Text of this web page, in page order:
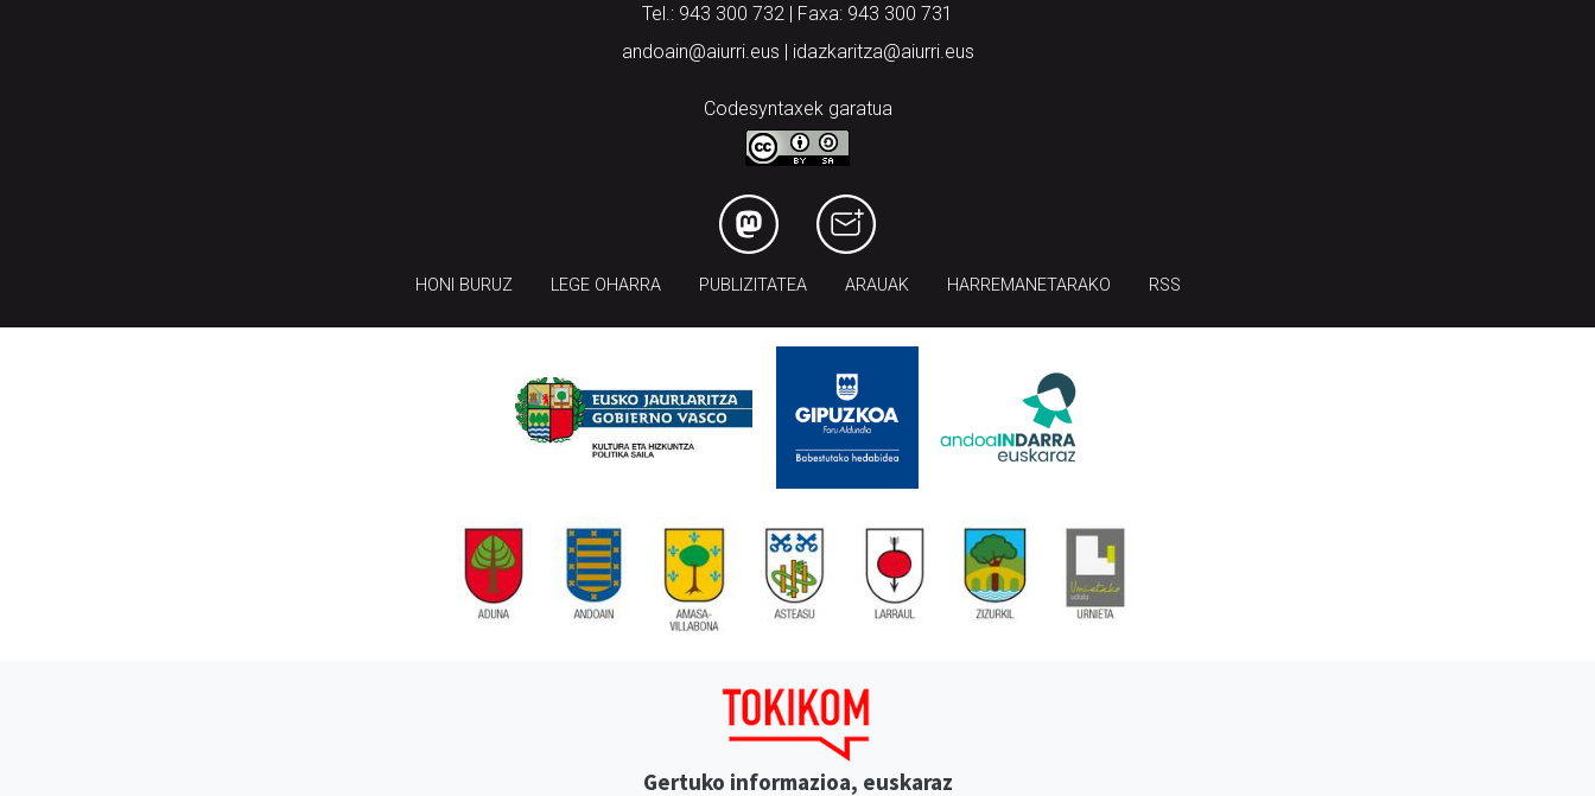
Tel.: 943 300 732 | Faxa: 943 300 731
andoain@aiurri.eus | idazkaritza@aiurri.eus
Codesyntaxek garatua
HONI BURUZ LEGE OHARRA PUBLIZITATEA ARAUAK HARREMANETARAKO RSS
Gertuko informazioa, euskaraz